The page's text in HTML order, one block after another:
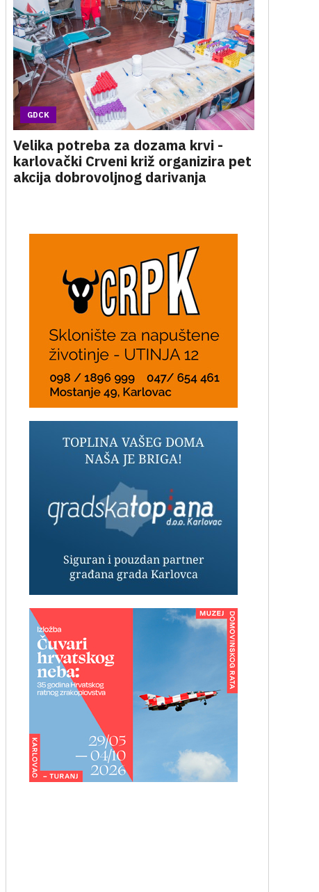
GDCK
Velika potreba za dozama krvi -
karlovački Crveni križ organizira pet
akcija dobrovoljnog darivanja